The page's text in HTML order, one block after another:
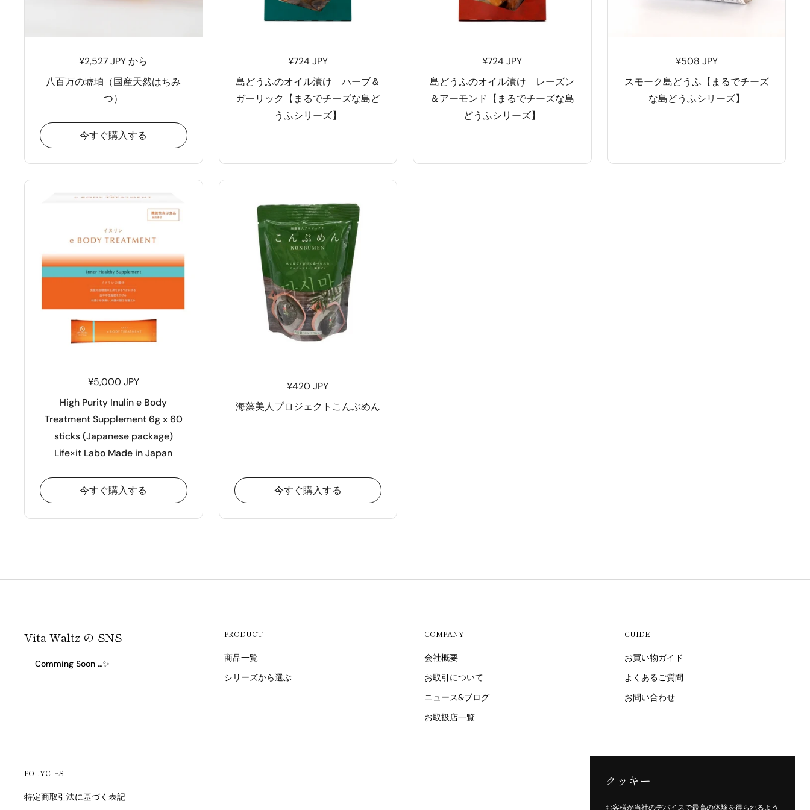
¥2,527 JPY から
八百万の琥珀（国産天然はちみ
つ）
今すぐ購入する
¥724 JPY
島どうふのオイル漬け ハーブ＆
ガーリック【まるでチーズな島ど
うふシリーズ】
¥724 JPY
島どうふのオイル漬け レーズン
＆アーモンド【まるでチーズな島
どうふシリーズ】
¥508 JPY
スモーク島どうふ【まるでチーズ
な島どうふシリーズ】
¥5,000 JPY
High Purity Inulin e Body
Treatment Supplement 6g x 60
sticks (Japanese package)
Life×it Labo Made in Japan
今すぐ購入する
¥420 JPY
海藻美人プロジェクトこんぶめん
今すぐ購入する
Vita Waltz の SNS
Comming Soon …✨
PRODUCT
商品一覧
シリーズから選ぶ
COMPANY
会社概要
お取引について
ニュース&ブログ
お取扱店一覧
GUIDE
お買い物ガイド
よくあるご質問
お問い合わせ
POLYCIES
特定商取引法に基づく表記
クッキー
お客様が当社のデバイスで最高の体験を得られるよう